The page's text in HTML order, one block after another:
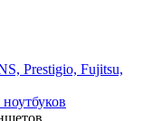
Prestigio, Fujitsu,